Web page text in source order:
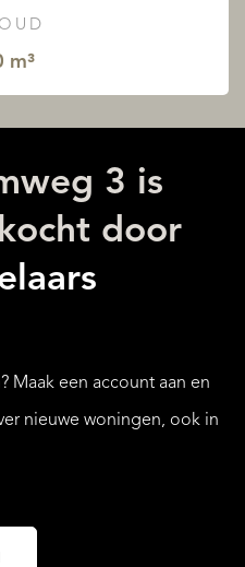
m³
3 is
door
Maak een account aan en
nieuwe woningen, ook in